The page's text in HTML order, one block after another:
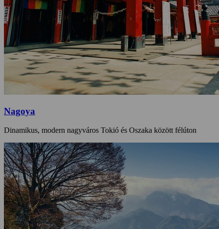
Nagoya
Dinamikus, modern nagyváros Tokió és Oszaka között félúton